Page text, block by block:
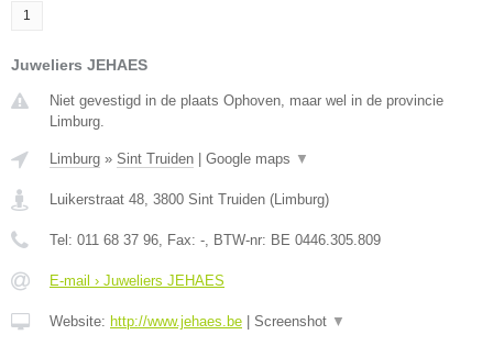
1
Juweliers JEHAES
Niet gevestigd in de plaats Ophoven, maar wel in de provincie
Limburg.
Limburg » Sint Truiden Google maps ▼
Luikerstraat 48, 3800 Sint Truiden (Limburg)
Tel: 011 68 37 96, Fax: -, BTW-nr: BE 0446.305.809
E-mail › Juweliers JEHAES
Website: http://www.jehaes.be Screenshot ▼